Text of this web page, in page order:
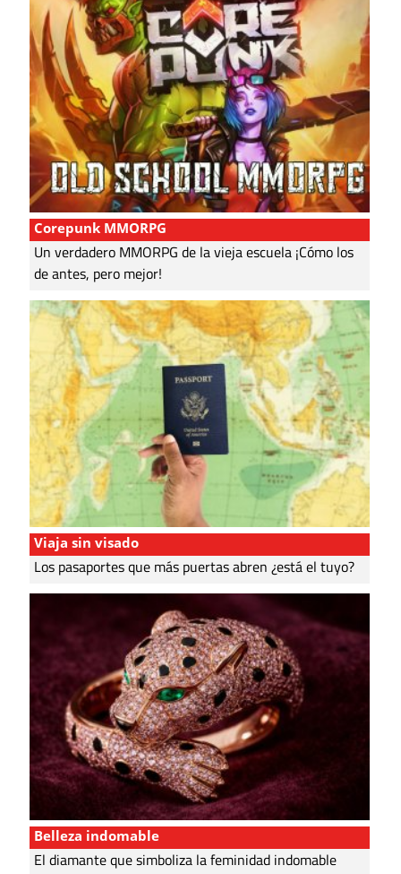
Corepunk MMORPG
Un verdadero MMORPG de la vieja escuela ¡Cómo los
de antes, pero mejor!
Viaja sin visado
Los pasaportes que más puertas abren ¿está el tuyo?
Belleza indomable
El diamante que simboliza la feminidad indomable